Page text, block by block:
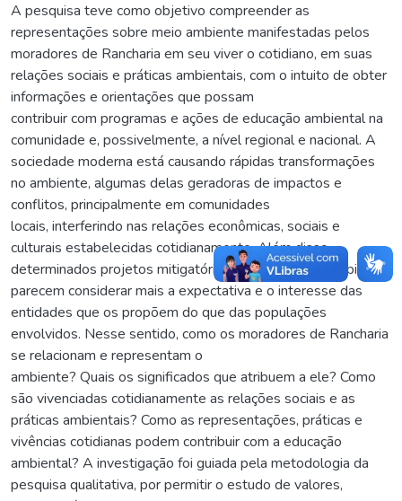
A pesquisa teve como objetivo compreender as
representações sobre meio ambiente manifestadas pelos
moradores de Rancharia em seu viver o cotidiano, em suas
relações sociais e práticas ambientais, com o intuito de obter
informações e orientações que possam
contribuir com programas e ações de educação ambiental na
comunidade e, possivelmente, a nível regional e nacional. A
sociedade moderna está causando rápidas transformações
no ambiente, algumas delas geradoras de impactos e
conflitos, principalmente em comunidades
locais, interferindo nas relações econômicas, sociais e
culturais estabelecidas cotidianamente. Além disso,
determinados projetos mitigatórios e de educação ambiental
parecem considerar mais a expectativa e o interesse das
entidades que os propõem do que das populações
envolvidos. Nesse sentido, como os moradores de Rancharia
se relacionam e representam o
ambiente? Quais os significados que atribuem a ele? Como
são vivenciadas cotidianamente as relações sociais e as
práticas ambientais? Como as representações, práticas e
vivências cotidianas podem contribuir com a educação
ambiental? A investigação foi guiada pela metodologia da
pesquisa qualitativa, por permitir o estudo de valores,